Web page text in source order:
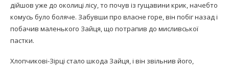
дійшов уже до околиці лісу, то почув із гущавини крик, начебто
комусь було боляче. Забувши про власне горе, він побіг назад і
побачив маленького Зайця, що потрапив до мисливської
пастки.
Хлопчикові-Зірці стало шкода Зайця, і він звільнив його,